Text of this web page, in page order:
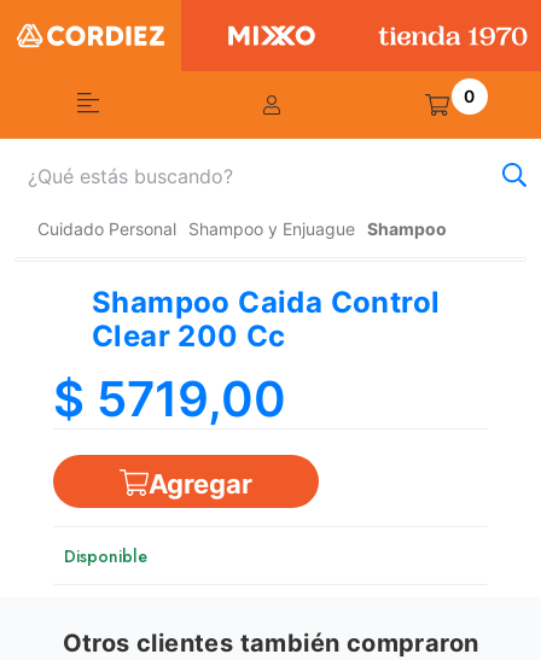
0
Cuidado Personal Shampoo y Enjuague Shampoo
Shampoo Caida Control
Clear 200 Cc
$ 5719,00
Agregar
Disponible
Otros clientes también compraron